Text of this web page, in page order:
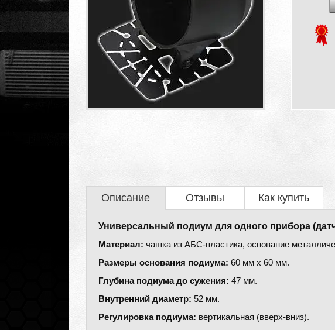
Описание Отзывы Как купить
Универсальный подиум для одного прибора
Материал: чашка из АБС-пластика, основание
Размеры основания подиума: 60 мм х 60 мм.
Глубина подиума до сужения: 47 мм.
Внутренний диаметр: 52 мм.
Регулировка подиума: вертикальная (вверх-вниз).